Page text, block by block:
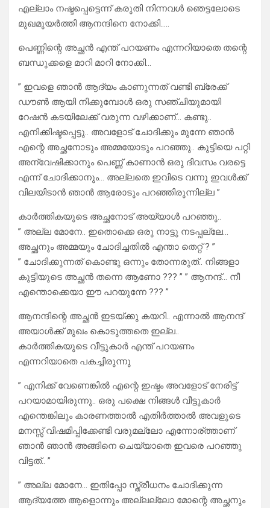
എല്ലാം നഷ്ടപ്പെട്ടെന്ന് കരുതി നിന്നവൾ ഞെട്ടലോടെ
മുഖമുയർത്തി ആനന്ദിനെ നോക്കി…..
പെണ്ണിന്റെ അച്ഛൻ എന്ത് പറയണം എന്നറിയാതെ തന്റെ
ബന്ധുക്കളെ മാറി മാറി നോക്കി…
” ഇവളെ ഞാൻ ആദ്യം കാണുന്നത് വണ്ടി ബ്രേക്ക്
ഡൗൺ ആയി നിക്കുമ്പോൾ ഒരു സഞ്ചിയുമായി
റേഷൻ കടയിലേക്ക് വരുന്ന വഴിക്കാണ്… കണ്ടു..
എനിക്കിഷ്ടപ്പെട്ടു.. അവളോട് ചോദിക്കും മുന്നേ ഞാൻ
എന്റെ അച്ഛനോടും അമ്മയോടും പറഞ്ഞു.. കുട്ടിയെ പറ്റി
അന്വേഷിക്കാനും പെണ്ണ് കാണാൻ ഒരു ദിവസം വരട്ടെ
എന്ന് ചോദിക്കാനും… അല്ലതെ ഇവിടെ വന്നു ഇവൾക്ക്
വിലയിടാൻ ഞാൻ ആരോടും പറഞ്ഞിരുന്നില്ല ”
കാർത്തികയുടെ അച്ഛനോട് അയ്യാൾ പറഞ്ഞു..
” അല്ല മോനേ.. ഇതൊക്കെ ഒരു നാട്ടു നടപ്പല്ലേ…
അച്ഛനും അമ്മയും ചോദിച്ചതിൽ എന്താ തെറ്റ് ? ”
” ചോദിക്കുന്നത് കൊണ്ടു ഒന്നും തോന്നരുത്.. നിങ്ങളാ
കുട്ടിയുടെ അച്ഛൻ തന്നെ ആണോ ??? ” ” ആനന്ദ്… നീ
എന്തൊക്കെയാ ഈ പറയുന്നേ ??? ”
ആനന്ദിന്റെ അച്ഛൻ ഇടയ്ക്കു കയറി.. എന്നാൽ ആനന്ദ്
അയാൾക്ക്‌ മുഖം കൊടുത്തതെ ഇല്ല..
കാർത്തികയുടെ വീട്ടുകാർ എന്ത് പറയണം
എന്നറിയാതെ പകച്ചിരുന്നു
” എനിക്ക് വേണെങ്കിൽ എന്റെ ഇഷ്ടം അവളോട് നേരിട്ട്
പറയാമായിരുന്നു.. ഒരു പക്ഷെ നിങ്ങൾ വീട്ടുകാർ
എന്തെങ്കിലും കാരണത്താൽ എതിർത്താൽ അവളുടെ
മനസ്സ് വിഷമിപ്പിക്കേണ്ടി വരുമല്ലോ എന്നോര്ത്താണ്
ഞാൻ ഞാൻ അങ്ങിനെ ചെയ്യാതെ ഇവരെ പറഞ്ഞു
വിട്ടത്.. ”
” അല്ല മോനേ… ഇതിപ്പോ സ്ത്രീധനം ചോദിക്കുന്ന
ആദ്യത്തേ ആളൊന്നും അല്ലല്ലോ മോന്റെ അച്ഛനും